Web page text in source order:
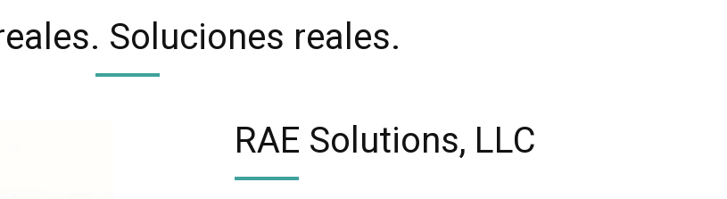
Soluciones reales.
RAE Solutions, LLC